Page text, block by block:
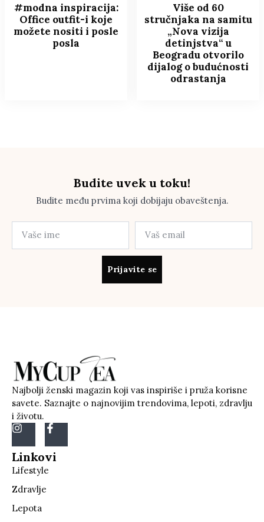
#modna inspiracija:
Office outfit-i koje
možete nositi i posle
posla
Više od 60
stručnjaka na samitu
„Nova vizija
detinjstva“ u
Beogradu otvorilo
dijalog o budućnosti
odrastanja
Budite uvek u toku!
Budite među prvima koji dobijaju obaveštenja.
Prijavite se
Najbolji ženski magazin koji vas inspiriše i pruža korisne
savete. Saznajte o najnovijim trendovima, lepoti, zdravlju
i životu.
Linkovi
Lifestyle
Zdravlje
Lepota